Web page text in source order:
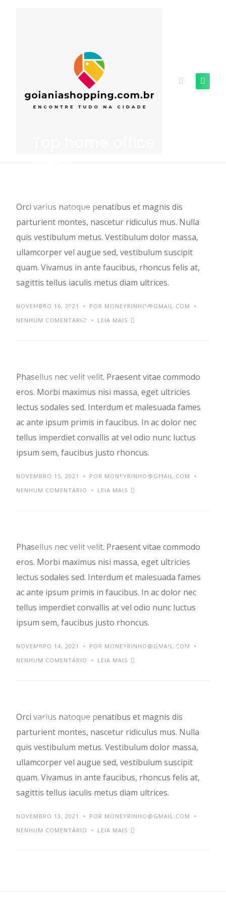
TIPS TRENDS
Orci varius natoque penatibus et magnis dis
parturient montes, nascetur ridiculus mus. Nulla
quis vestibulum metus. Vestibulum dolor massa,
ullamcorper vel augue sed, vestibulum suscipit
quam. Vivamus in ante faucibus, rhoncus felis at,
sagittis tellus iaculis metus diam ultrices.
NOVEMBRO 16, 2021
POR MONEYRINHO@GMAIL.COM
NENHUM COMENTÁRIO
LEIA MAIS
IDEAS TRENDS
Starting a small
Phasellus nec velit velit. Praesent vitae commodo
eros. Morbi maximus nisi massa, eget ultricies
lectus sodales sed. Interdum et malesuada fames
ac ante ipsum primis in faucibus. In ac dolor nec
tellus imperdiet convallis at vel odio nunc luctus
ipsum sem, faucibus justo rhoncus.
NOVEMBRO 15, 2021
POR MONEYRINHO@GMAIL.COM
NENHUM COMENTÁRIO
LEIA MAIS
IDEAS TRENDS
Aenean sed pulvinar
Phasellus nec velit velit. Praesent vitae commodo
eros. Morbi maximus nisi massa, eget ultricies
lectus sodales sed. Interdum et malesuada fames
ac ante ipsum primis in faucibus. In ac dolor nec
tellus imperdiet convallis at vel odio nunc luctus
ipsum sem, faucibus justo rhoncus.
NOVEMBRO 14, 2021
POR MONEYRINHO@GMAIL.COM
NENHUM COMENTÁRIO
LEIA MAIS
TIPS TRENDS
Class aptent taciti id
Orci varius natoque penatibus et magnis dis
parturient montes, nascetur ridiculus mus. Nulla
quis vestibulum metus. Vestibulum dolor massa,
ullamcorper vel augue sed, vestibulum suscipit
quam. Vivamus in ante faucibus, rhoncus felis at,
sagittis tellus iaculis metus diam ultrices.
NOVEMBRO 13, 2021
POR MONEYRINHO@GMAIL.COM
NENHUM COMENTÁRIO
LEIA MAIS